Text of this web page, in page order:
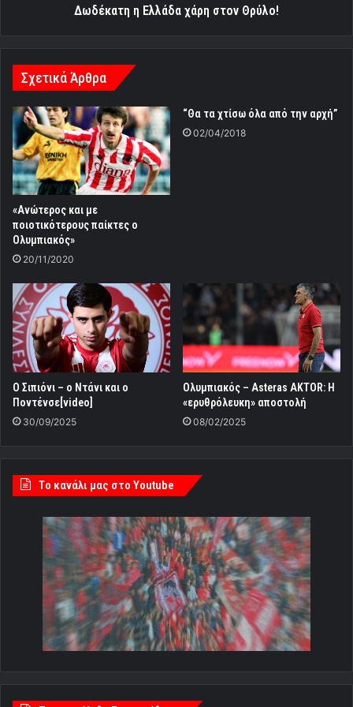
Δωδέκατη η Ελλάδα χάρη στον Θρύλο!
Σχετικά Άρθρα
«Ανώτερος και με
ποιοτικότερους παίκτες ο
Ολυμπιακός»
20/11/2020
“Θα τα χτίσω όλα από την αρχή”
02/04/2018
Ο Σιπιόνι – ο Ντάνι και ο
Ποντένσε[video]
30/09/2025
Ολυμπιακός – Asteras AKTOR: Η
«ερυθρόλευκη» αποστολή
08/02/2025
Tο κανάλι μας στο Youtube